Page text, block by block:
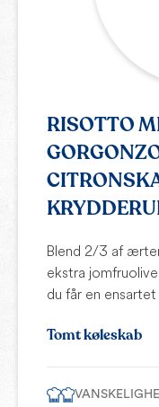
RISOTTO
Blend 2/3 af
ekstra
du får en
Tomt køleskab